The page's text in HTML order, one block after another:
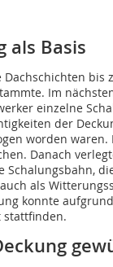
als Basis
bis
Im
einzelne
der
worden waren.
Danach
Schalungsbahn,
als
konnte
stattfinden.